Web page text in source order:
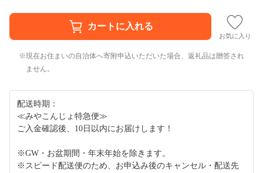
お気に入り
現在お住まいの自治体へ寄附申込いただいた場合、返礼品は贈答され
ません。
配送時期：
≪みやこんじょ特急便≫
ご入金確認後、10日以内にお届けします！
※GW・お盆期間・年末年始を除きます。
※スピード配送便のため、お申込み後のキャンセル・配送先